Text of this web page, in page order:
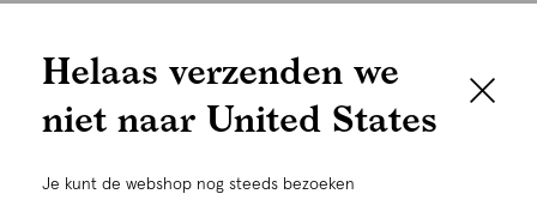
graag persoonlijk
gebruiken wij cookies en daarmee vergelijkbare
Helaas verzenden we
niet naar United States
Je kunt de webshop nog steeds bezoeken